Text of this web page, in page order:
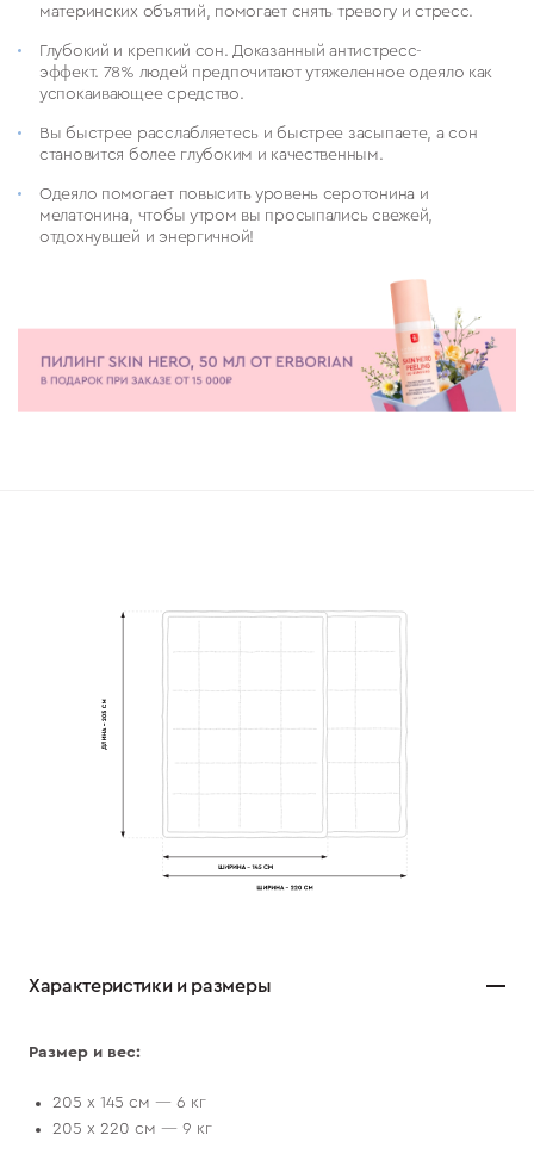
материнских объятий, помогает снять тревогу и стресс.
Глубокий и крепкий сон. Доказанный антистресс-
эффект. 78% людей предпочитают утяжеленное одеяло как
успокаивающее средство.
Вы быстрее расслабляетесь и быстрее засыпаете, а сон
становится более глубоким и качественным.
Одеяло помогает повысить уровень серотонина и
мелатонина, чтобы утром вы просыпались свежей,
отдохнувшей и энергичной!
Характеристики и размеры
Размер и вес:
205 х 145 см — 6 кг
205 х 220 см — 9 кг